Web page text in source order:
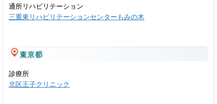
通所リハビリテーション
三重東リハビリテーションセンターもみの木
東京都
診療所
北区王子クリニック